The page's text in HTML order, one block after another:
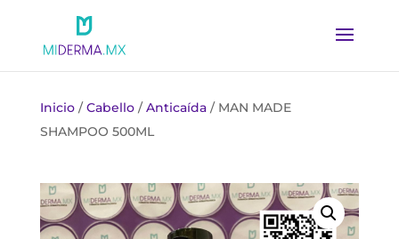
Inicio/Cabello/Anticaída/ MAN MADE
SHAMPOO 500ML